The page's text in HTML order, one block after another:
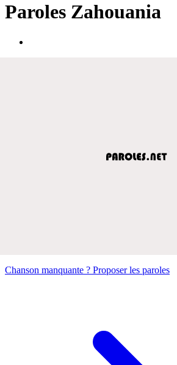
Paroles Zahouania
Chanson manquante ? Proposer les paroles